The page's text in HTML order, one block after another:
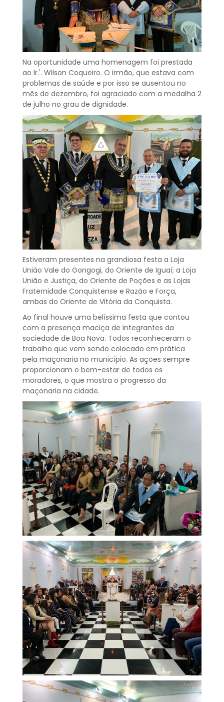
Na oportunidade uma homenagem foi prestada
ao Ir.'. Wilson Coqueiro. O irmão, que estava com
problemas de saúde e por isso se ausentou no
mês de dezembro, foi agraciado com a medalha 2
de julho no grau de dignidade.
Estiveram presentes na grandiosa festa a Loja
União Vale do Gongogi, do Oriente de Iguaí; a Loja
União e Justiça, do Oriente de Poções e as Lojas
Fraternidade Conquistense e Razão e Força,
ambas do Oriente de Vitória da Conquista.
Ao final houve uma belíssima festa que contou
com a presença maciça de integrantes da
sociedade de Boa Nova. Todos reconheceram o
trabalho que vem sendo colocado em prática
pela maçonaria no município. As ações sempre
proporcionam o bem-estar de todos os
moradores, o que mostra o progresso da
maçonaria na cidade.